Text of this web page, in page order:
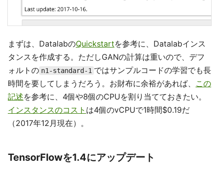
まずは、DatalabのQuickstartを参考に、Datalabインス
タンスを作成する。ただしGANの計算は重いので、デフ
ォルトの n1-standard-1 ではサンプルコードの学習でも長
時間を要してしまうだろう。お財布に余裕があれば、 この
記述を参考に、4個や8個のCPUを割り当てておきたい。
インスタンスのコスト は4個のvCPUで1時間$0.19だ
（2017年12月現在）。
TensorFlowを1.4にアップデート